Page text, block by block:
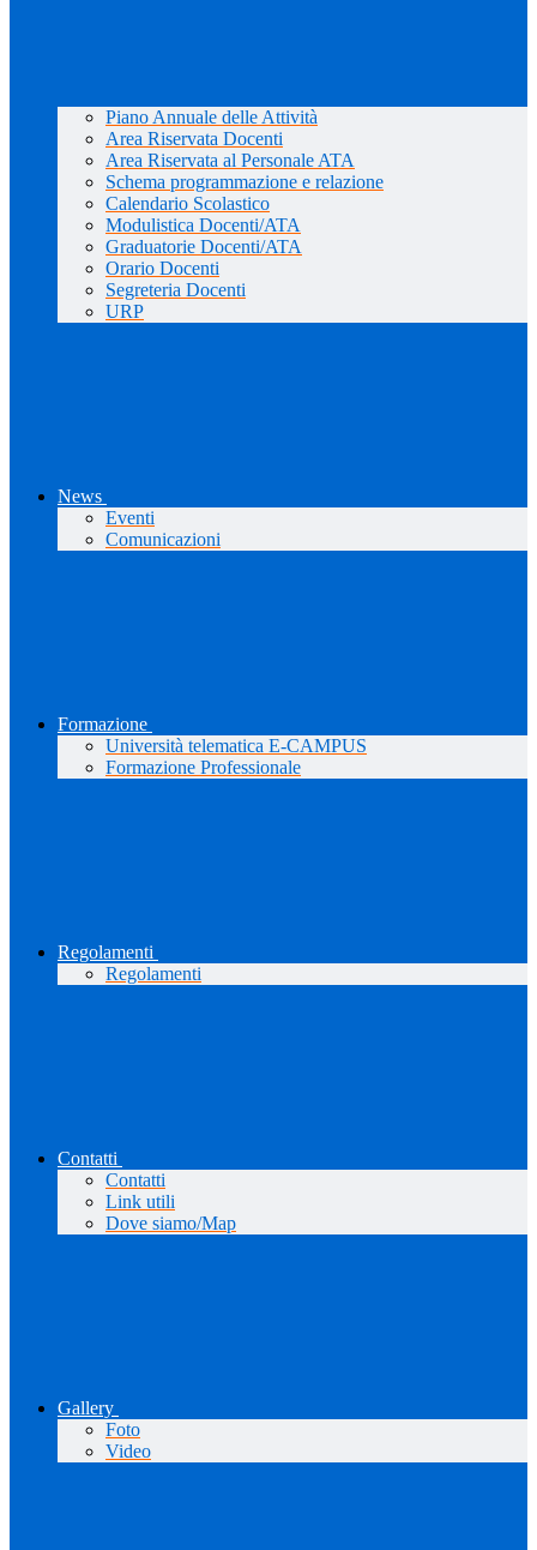
Piano Annuale delle Attività
Area Riservata Docenti
Area Riservata al Personale ATA
Schema programmazione e relazione
Calendario Scolastico
Modulistica Docenti/ATA
Graduatorie Docenti/ATA
Orario Docenti
Segreteria Docenti
URP
News
Eventi
Comunicazioni
Formazione
Università telematica E-CAMPUS
Formazione Professionale
Regolamenti
Regolamenti
Contatti
Contatti
Link utili
Dove siamo/Map
Gallery
Foto
Video